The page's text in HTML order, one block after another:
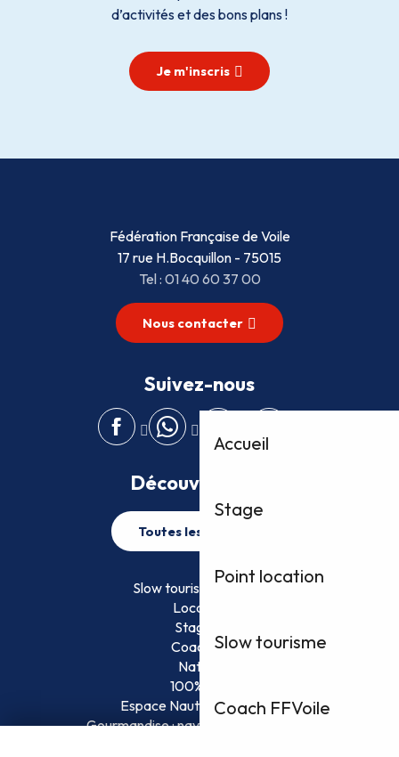
Accueil
Stage
Point location
Slow tourisme
Coach FFVoile
d’activités et des bons plans !
Je m'inscris
Fédération Française de Voile
17 rue H.Bocquillon - 75015
Tel : 01 40 60 37 00
Nous contacter
Suivez-nous
Découvrez plus
Toutes les activités
Slow tourisme FFVoile
Location
Stage
Coaching
Nature
100% Fun
Espace Nautique Surveillé
Gourmandise : naviguez et savourez !